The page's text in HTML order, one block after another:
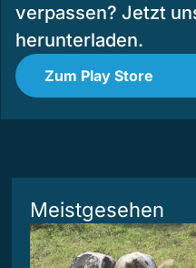
verpassen? Jetzt
herunterladen.
Zum Play Store
Meistgesehen